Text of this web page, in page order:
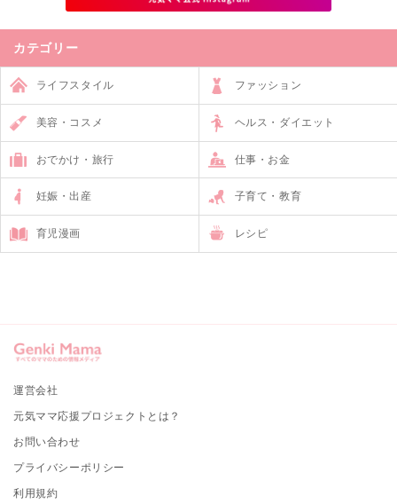
カテゴリー
ライフスタイル ファッション
美容・コスメ ヘルス・ダイエット
おでかけ・旅行 仕事・お金
妊娠・出産 子育て・教育
育児漫画 レシピ
運営会社
元気ママ応援プロジェクトとは？
お問い合わせ
プライバシーポリシー
利用規約